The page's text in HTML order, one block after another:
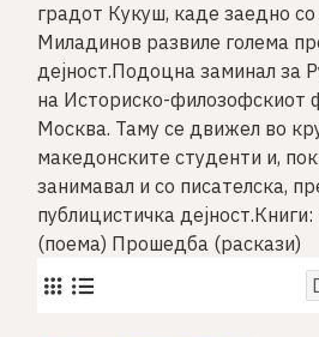
градот Кукуш, каде заедно
Миладинов развиле голема
дејност.Подоцна заминал за
на Историско-филозофскиот
Москва. Таму се движел во
македонските студенти и,
занимавал и со писателска,
публицистичка
(поема) Прошедба (раскази)